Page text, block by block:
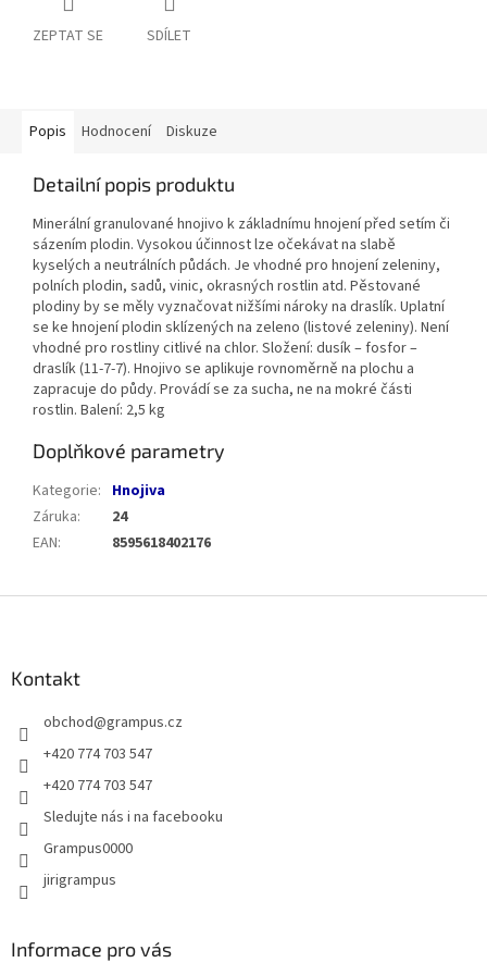
ZEPTAT SE SDÍLET
Popis Hodnocení Diskuze
Detailní popis produktu
Minerální granulované hnojivo k základnímu hnojení před setím či
sázením plodin. Vysokou účinnost lze očekávat na slabě
kyselých a neutrálních půdách. Je vhodné pro hnojení zeleniny,
polních plodin, sadů, vinic, okrasných rostlin atd. Pěstované
plodiny by se měly vyznačovat nižšími nároky na draslík. Uplatní
se ke hnojení plodin sklízených na zeleno (listové zeleniny). Není
vhodné pro rostliny citlivé na chlor. Složení: dusík – fosfor –
draslík (11-7-7). Hnojivo se aplikuje rovnoměrně na plochu a
zapracuje do půdy. Provádí se za sucha, ne na mokré části
rostlin. Balení: 2,5 kg
Doplňkové parametry
Kategorie: Hnojiva
Záruka:
24
EAN: 8595618402176
Kontakt
obchod@grampus.cz
+420 774 703 547
+420 774 703 547
Sledujte nás i na facebooku
Grampus0000
jirigrampus
Informace pro vás